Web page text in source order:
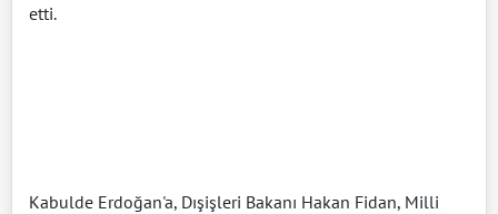
etti.
Kabulde Erdoğan'a, Dışişleri Bakanı Hakan Fidan, Milli